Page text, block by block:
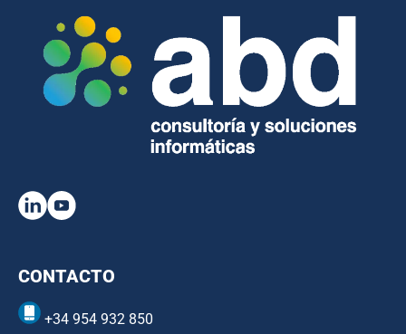
CONTACTO
+34 954 932 850